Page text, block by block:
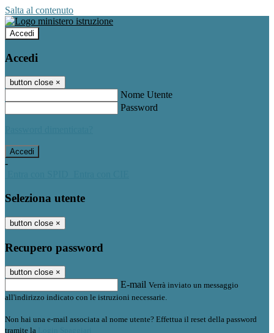
Salta al contenuto
Accedi
Accedi
button close ×
Nome Utente
Password
-
Seleziona utente
button close ×
Recupero password
button close ×
E-mail Verrà inviato un messaggio
all'indirizzo indicato con le istruzioni necessarie.
Non hai una e-mail associata al nome utente? Effettua il reset della password
tramite la